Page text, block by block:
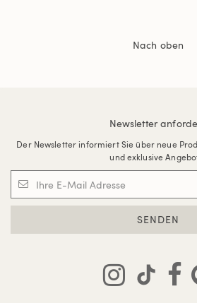
Nach oben
Newsletter
Der Newsletter informiert Sie über neue
und exklusive
SENDEN